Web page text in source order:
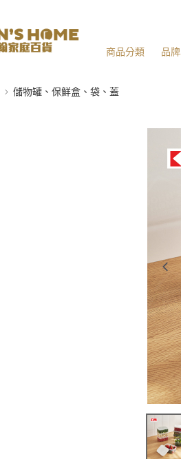
商品分類 品
儲物罐、保鮮盒、袋、蓋